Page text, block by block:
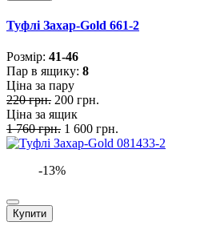
Туфлі Захар-Gold 661-2
Розмiр: 41-46
Пар в ящику: 8
Ціна за пару
220 грн. 200 грн.
Ціна за ящик
1 760 грн. 1 600 грн.
-13%
Купити